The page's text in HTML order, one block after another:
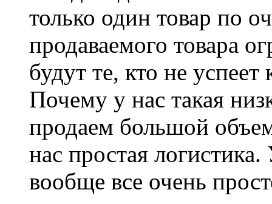
только один товар по
продаваемого товара
будут те, кто не успеет
Почему у нас такая
продаем большой
нас простая
вообще все очень